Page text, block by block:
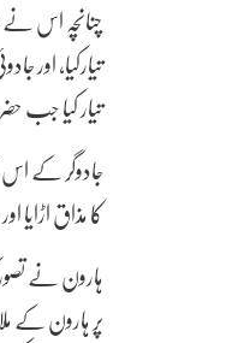
چنانچہ اس
تیارکیا،
تیار کیا جب
جادوگر کے
کا مذاق
ہارون نے
پر ہارون کے